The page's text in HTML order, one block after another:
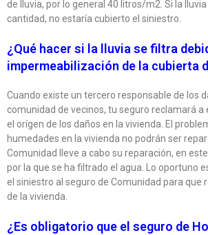
de lluvia, por lo general 40 litros/m2. Si la
cantidad, no estaría cubierto el siniestro.
¿Qué hacer si la lluvia se filtra
impermeabilización de la cubierta
Cuando existe un tercero responsable de los
comunidad de vecinos, tu seguro reclamará a
el orígen de los daños en la vivienda. El
humedades en la vivienda no podrán ser
Comunidad lleve a cabo su reparación, en
por la que se ha filtrado el agua. Lo oportuno
el siniestro al seguro de Comunidad para que
de la vivienda.
¿Es obligatorio que el seguro de